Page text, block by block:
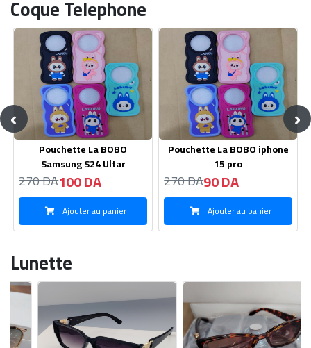
Coque Telephone
Pouchette La BOBO iphone
15 pro
270 DA90 DA
Ajouter au panier
Pouchette La BOBO
Samsung S22
270 DA100 DA
Ajouter au panier
‹ ›
Lunette